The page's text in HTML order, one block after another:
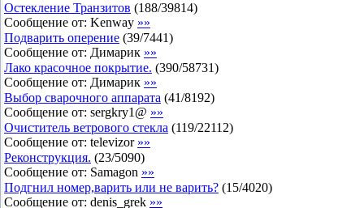
Остекление Транзитов (188/39814)
Сообщение от: Kenway »»
Подварить оперение (39/7441)
Сообщение от: Димарик »»
Лако красочное покрытие. (390/58731)
Сообщение от: Димарик »»
Выбор сварочного аппарата (41/8192)
Сообщение от: sergkry1@ »»
Очиститель ветрового стекла (119/22112)
Сообщение от: televizor »»
Реконструкция. (23/5090)
Сообщение от: Samagon »»
Подгнил номер,варить или не варить? (15/4020)
Сообщение от: denis_grek »»